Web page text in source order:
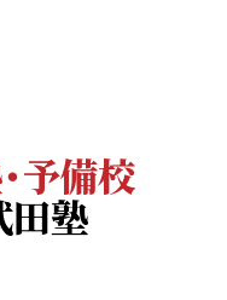
予備校
田塾